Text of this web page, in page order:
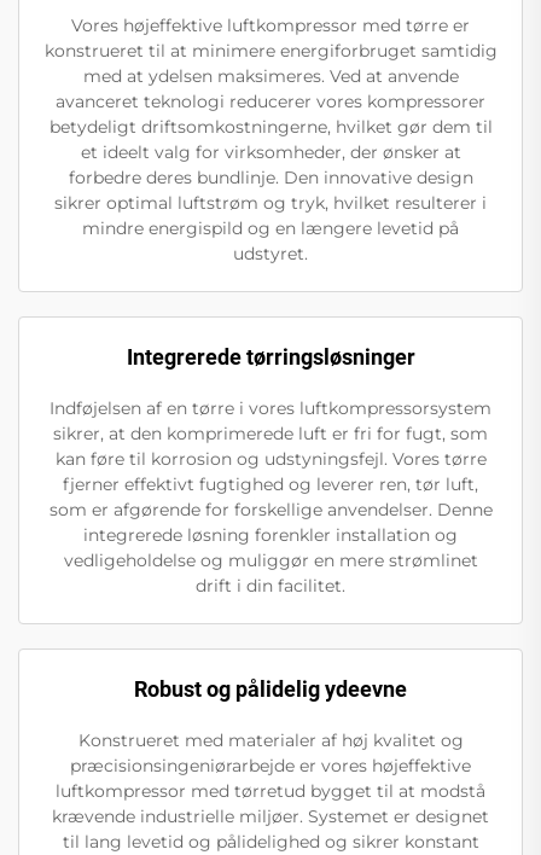
Vores højeffektive luftkompressor med tørre er
konstrueret til at minimere energiforbruget samtidig
med at ydelsen maksimeres. Ved at anvende
avanceret teknologi reducerer vores kompressorer
betydeligt driftsomkostningerne, hvilket gør dem til
et ideelt valg for virksomheder, der ønsker at
forbedre deres bundlinje. Den innovative design
sikrer optimal luftstrøm og tryk, hvilket resulterer i
mindre energispild og en længere levetid på
udstyret.
Integrerede tørringsløsninger
Indføjelsen af en tørre i vores luftkompressorsystem
sikrer, at den komprimerede luft er fri for fugt, som
kan føre til korrosion og udstyningsfejl. Vores tørre
fjerner effektivt fugtighed og leverer ren, tør luft,
som er afgørende for forskellige anvendelser. Denne
integrerede løsning forenkler installation og
vedligeholdelse og muliggør en mere strømlinet
drift i din facilitet.
Robust og pålidelig ydeevne
Konstrueret med materialer af høj kvalitet og
præcisionsingeniørarbejde er vores højeffektive
luftkompressor med tørretud bygget til at modstå
krævende industrielle miljøer. Systemet er designet
til lang levetid og pålidelighed og sikrer konstant